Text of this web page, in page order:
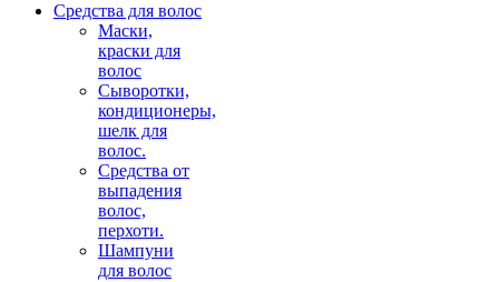
Средства для волос
Маски,
краски для
волос
Сыворотки,
кондиционеры,
шелк для
волос.
Средства от
выпадения
волос,
перхоти.
Шампуни
для волос